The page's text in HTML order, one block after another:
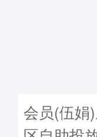
会员(伍娟